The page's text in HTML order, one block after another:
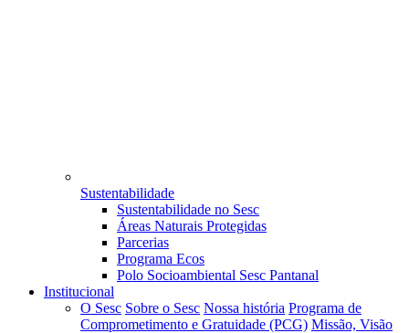
Sustentabilidade
Sustentabilidade no Sesc
Áreas Naturais Protegidas
Parcerias
Programa Ecos
Polo Socioambiental Sesc Pantanal
Institucional
O Sesc Sobre o Sesc Nossa história Programa de
Comprometimento e Gratuidade (PCG) Missão, Visão